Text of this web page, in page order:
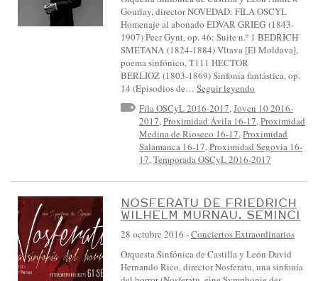
Gourlay, director NOVEDAD: FILA OSCYL
Homenaje al abonado EDVAR GRIEG (1843-
1907) Peer Gynt, op. 46: Suite n.º 1 BEDŘICH
SMETANA (1824-1884) Vltava [El Moldava],
poema sinfónico, T111 HECTOR
BERLIOZ (1803-1869) Sinfonía fantástica, op.
14 (Episodios de… Seguir leyendo
Fila OSCyL 2016-2017,Joven 10 2016-
2017,Proximidad Ávila 16-17,Proximidad
Medina de Rioseco 16-17,Proximidad
Salamanca 16-17,Proximidad Segovia 16-
17,Temporada OSCyL 2016-2017
NOSFERATU DE FRIEDRICH
WILHELM MURNAU. SEMINCI
28 octubre 2016 -Conciertos Extraordinarios
Orquesta Sinfónica de Castilla y León David
Hernando Rico, director Nosferatu, una sinfonía